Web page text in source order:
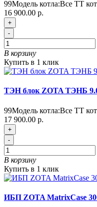
99Модель котла:Все ТТ
16 900.00 р.
+
-
В корзину
Купить в 1 клик
ТЭН блок ZOTA ТЭНБ
99Модель котла:Все ТТ
17 900.00 р.
+
-
В корзину
Купить в 1 клик
ИБП ZOTA MatrixCase